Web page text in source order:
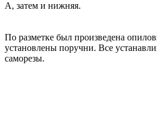
А, затем и нижняя.
По разметке был произведена
установлены поручни. Все
саморезы.